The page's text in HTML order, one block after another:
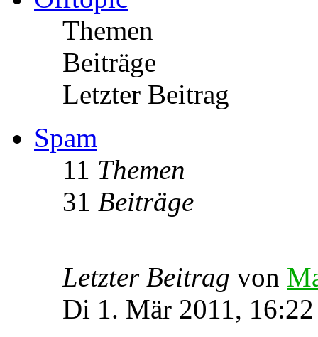
Themen
Beiträge
Letzter Beitrag
Spam
11 Themen
31 Beiträge
Letzter Beitrag von
Di 1. Mär 2011, 16:22